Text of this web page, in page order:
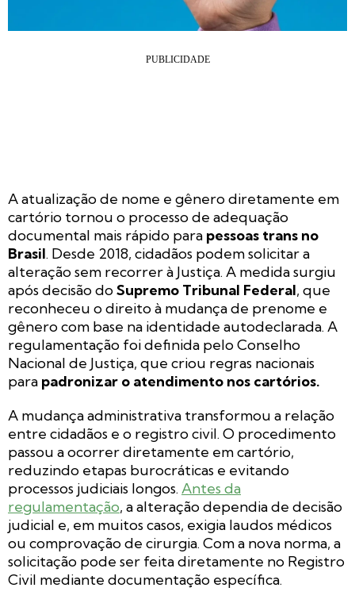
A atualização de nome e gênero diretamente em
cartório tornou o processo de adequação
documental mais rápido para pessoas trans no
Brasil. Desde 2018, cidadãos podem solicitar a
alteração sem recorrer à Justiça. A medida surgiu
após decisão doSupremo Tribunal Federal, que
reconheceu o direito à mudança de prenome e
gênero com base na identidade autodeclarada. A
regulamentação foi definida pelo Conselho
Nacional de Justiça, que criou regras nacionais
para padronizar o atendimento nos cartórios.
A mudança administrativa transformou a relação
entre cidadãos e o registro civil. O procedimento
passou a ocorrer diretamente em cartório,
reduzindo etapas burocráticas e evitando
processos judiciais longos. Antes da
regulamentação, a alteração dependia de decisão
judicial e, em muitos casos, exigia laudos médicos
ou comprovação de cirurgia. Com a nova norma, a
solicitação pode ser feita diretamente no Registro
Civil mediante documentação específica.